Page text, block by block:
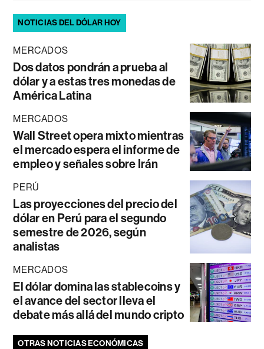
NOTICIAS DEL DÓLAR HOY
MERCADOS
Dos datos pondrán a prueba al
dólar y a estas tres monedas de
América Latina
MERCADOS
Wall Street opera mixto mientras
el mercado espera el informe de
empleo y señales sobre Irán
PERÚ
Las proyecciones del precio del
dólar en Perú para el segundo
semestre de 2026, según
analistas
MERCADOS
El dólar domina las stablecoins y
el avance del sector lleva el
debate más allá del mundo cripto
OTRAS NOTICIAS ECONÓMICAS